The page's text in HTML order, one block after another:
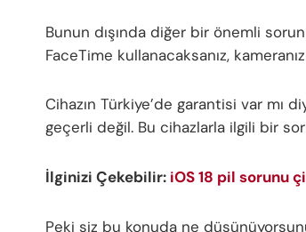
Bunun dışında diğer bir önemli
FaceTime kullanacaksanız,
Cihazın Türkiye’de garantisi var mı
geçerli değil. Bu cihazlarla ilgili bir
İlginizi Çekebilir: iOS 18 pil sorunu
Peki siz bu konuda ne